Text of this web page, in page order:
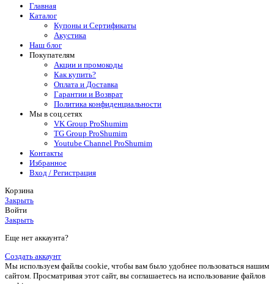
Главная
Каталог
Купоны и Сертификаты
Акустика
Наш блог
Покупателям
Акции и промокоды
Как купить?
Оплата и Доставка
Гарантии и Возврат
Политика конфиденциальности
Мы в соц.сетях
VK Group ProShumim
TG Group ProShumim
Youtube Channel ProShumim
Контакты
Избранное
Вход / Регистрация
Корзина
Закрыть
Войти
Закрыть
Еще нет аккаунта?
Создать аккаунт
Мы используем файлы cookie, чтобы вам было удобнее пользоваться нашим
сайтом. Просматривая этот сайт, вы соглашаетесь на использование файлов